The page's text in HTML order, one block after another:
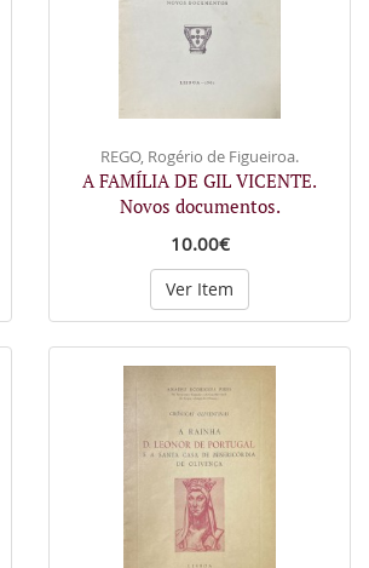
REGO, Rogério de Figueiroa.
A FAMÍLIA DE GIL VICENTE.
Novos documentos.
10.00€
Ver Item